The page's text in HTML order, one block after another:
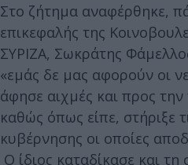
Στο ζήτημα αναφέρθηκε,
επικεφαλής της
ΣΥΡΙΖΑ, Σωκράτης
«εμάς δε μας αφορούν οι
άφησε αιχμές και προς
καθώς όπως είπε, στήριξε
κυβέρνησης οι οποίες
Ο ίδιος καταδίκασε και